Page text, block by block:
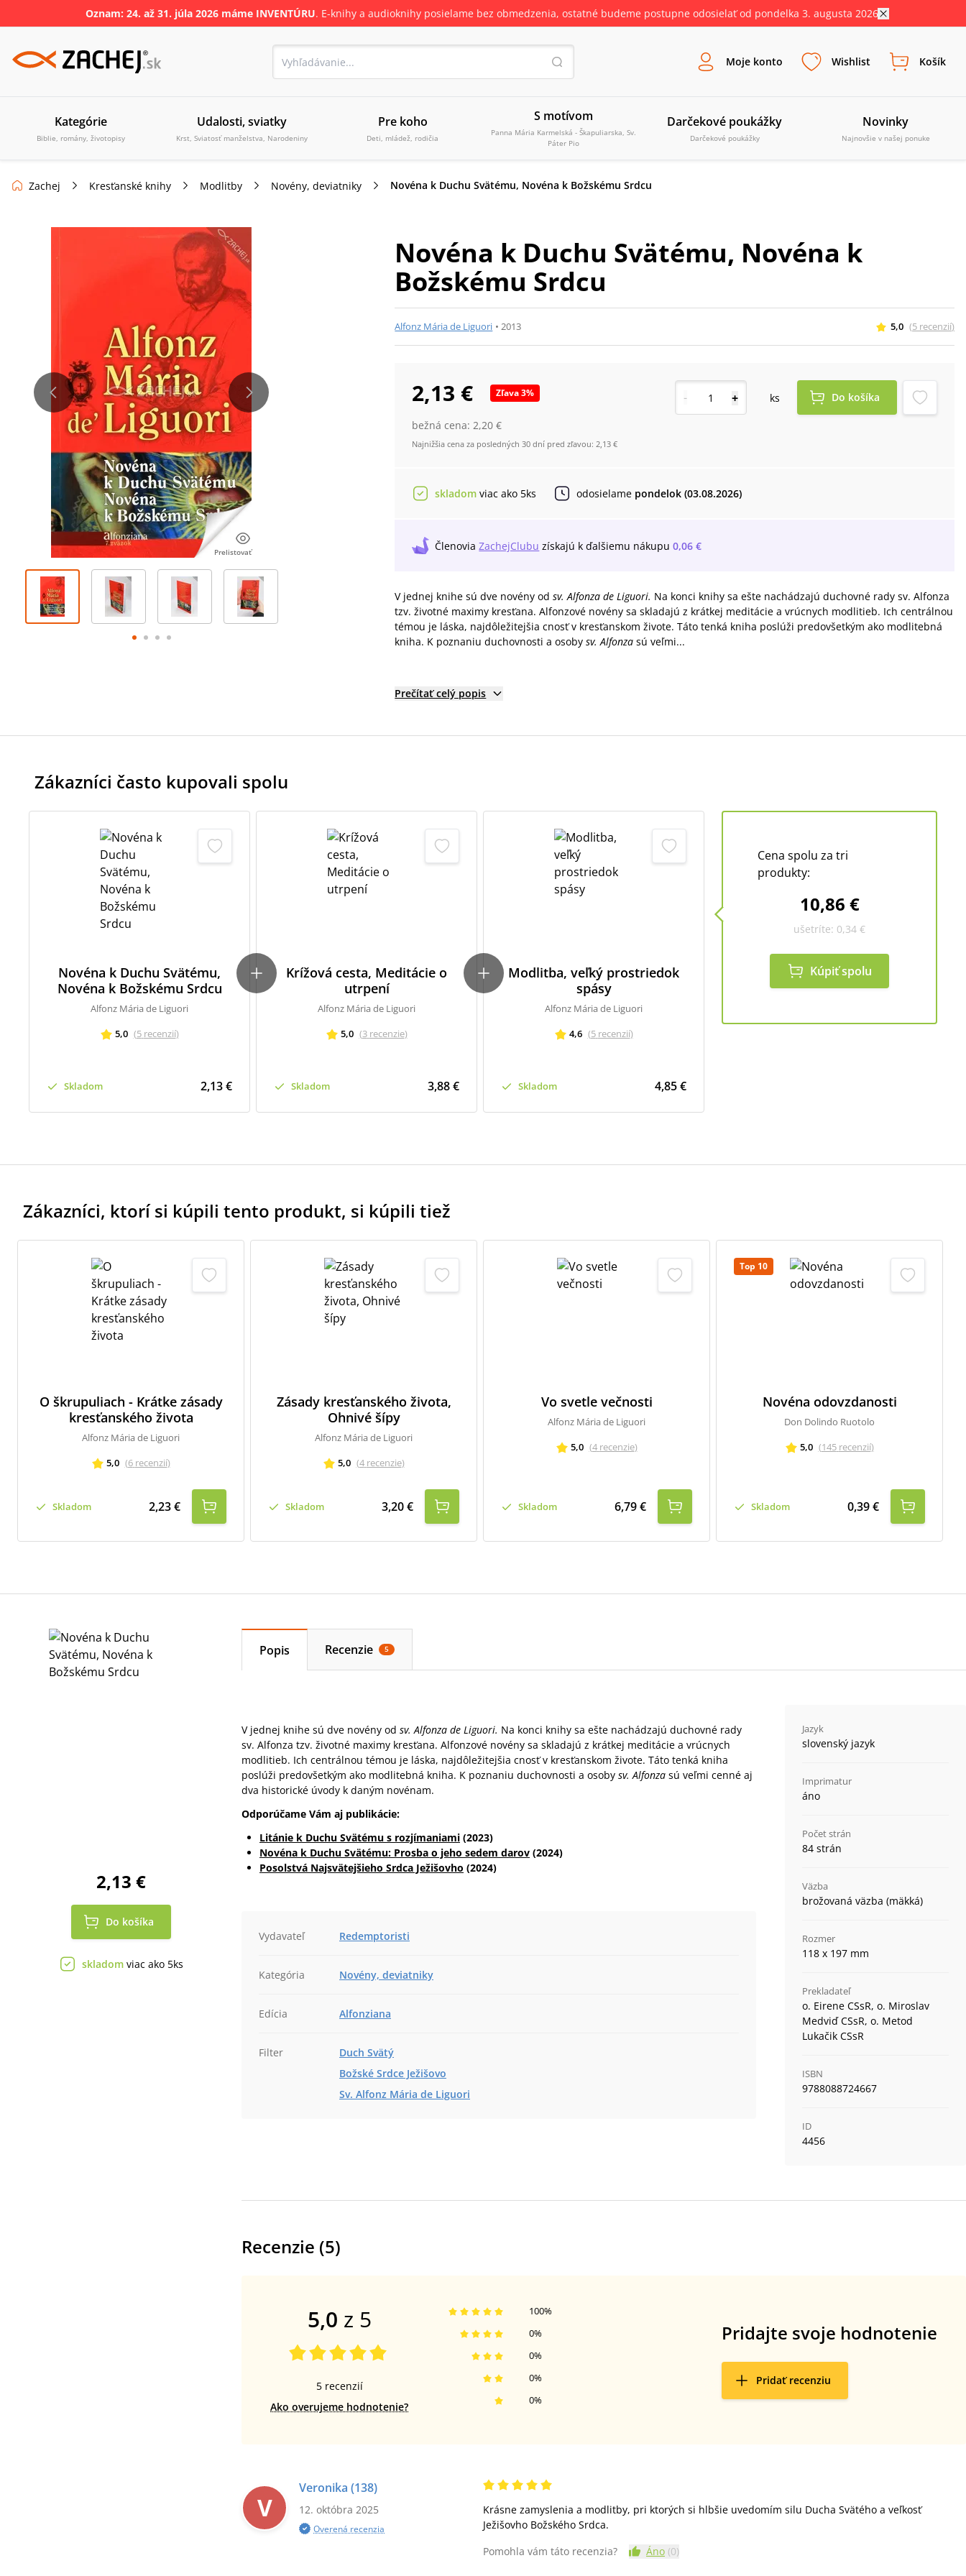
Oznam: 24. až 31. júla 2026 máme INVENTÚRU. E-knihy a audioknihy posielame bez obmedzenia, ostatné budeme postupne odosielať od pondelka 3. augusta 2026.
Moje konto Wishlist Košík
Kategórie
Biblie, romány, životopisy
Udalosti, sviatky
Krst, Sviatosť manželstva, Narodeniny
Pre koho
Deti, mládež, rodičia
S motívom
Panna Mária Karmelská - Škapuliarska, Sv.
Páter Pio
Darčekové poukážky
Darčekové poukážky
Novinky
Najnovšie v našej ponuke
Zachej Kresťanské knihy Modlitby Novény, deviatniky Novéna k Duchu Svätému, Novéna k Božskému Srdcu
Prelistovať
Novéna k Duchu Svätému, Novéna k
Božskému Srdcu
Alfonz Mária de Liguori •2013 5,0 (5 recenzií)
2,13 € Zľava3%
bežná cena:2,20 €
Najnižšia cena za posledných 30 dní pred zľavou: 2,13 €
- + ks Do košíka
skladom viac ako 5ks odosielame pondelok (03.08.2026)
Členovia ZachejClubu získajú k ďalšiemu nákupu 0,06 €
V jednej knihe sú dve novény odsv. Alfonza de Liguori. Na konci knihy sa ešte nachádzajú duchovné rady sv. Alfonza
tzv. životné maximy kresťana. Alfonzové novény sa skladajú z krátkej meditácie a vrúcnych modlitieb. Ich centrálnou
témou je láska, najdôležitejšia cnosť v kresťanskom živote. Táto tenká kniha poslúži predovšetkým ako modlitebná
kniha. K poznaniu duchovnosti a osobysv. Alfonza sú veľmi...
Prečítať celý popis
Zákazníci často kupovali spolu
Novéna k Duchu Svätému,
Novéna k Božskému Srdcu
Alfonz Mária de Liguori
5,0 (5 recenzií)
Skladom 2,13 €
Krížová cesta, Meditácie o
utrpení
Alfonz Mária de Liguori
5,0 (3 recenzie)
Skladom 3,88 €
Modlitba, veľký prostriedok
spásy
Alfonz Mária de Liguori
4,6 (5 recenzií)
Skladom 4,85 €
Cena spolu za tri
produkty:
10,86 €
ušetríte: 0,34 €
Kúpiť spolu
Zákazníci, ktorí si kúpili tento produkt, si kúpili tiež
O škrupuliach - Krátke zásady
kresťanského života
Alfonz Mária de Liguori
5,0 (6 recenzií)
Skladom 2,23 €
Zásady kresťanského života,
Ohnivé šípy
Alfonz Mária de Liguori
5,0 (4 recenzie)
Skladom 3,20 €
Vo svetle večnosti
Alfonz Mária de Liguori
5,0 (4 recenzie)
Skladom 6,79 €
Top 10
Novéna odovzdanosti
Don Dolindo Ruotolo
5,0 (145 recenzií)
Skladom 0,39 €
2,13 €
Do košíka
skladom viac ako 5ks
Popis Recenzie 5
V jednej knihe sú dve novény od sv. Alfonza de Liguori. Na konci knihy sa ešte nachádzajú duchovné rady
sv. Alfonza tzv. životné maximy kresťana. Alfonzové novény sa skladajú z krátkej meditácie a vrúcnych
modlitieb. Ich centrálnou témou je láska, najdôležitejšia cnosť v kresťanskom živote. Táto tenká kniha
poslúži predovšetkým ako modlitebná kniha. K poznaniu duchovnosti a osoby sv. Alfonza sú veľmi cenné aj
dva historické úvody k daným novénam.
Odporúčame Vám aj publikácie:
Litánie k Duchu Svätému s rozjímaniami (2023)
Novéna k Duchu Svätému: Prosba o jeho sedem darov (2024)
Posolstvá Najsvätejšieho Srdca Ježišovho (2024)
Vydavateľ Redemptoristi
Kategória Novény, deviatniky
Edícia Alfonziana
Filter
Duch Svätý
Božské Srdce Ježišovo
Sv. Alfonz Mária de Liguori
Jazyk
slovenský jazyk
Imprimatur
áno
Počet strán
84 strán
Väzba
brožovaná väzba (mäkká)
Rozmer
118 x 197 mm
Prekladateľ
o. Eirene CSsR, o. Miroslav
Medviď CSsR, o. Metod
Lukačik CSsR
ISBN
9788088724667
ID
4456
Recenzie (5)
5,0 z 5
5 recenzií
Ako overujeme hodnotenie?
0%
0%
0%
0%
100%
Pridajte svoje hodnotenie
Pridať recenziu
V
Veronika (138)
12. októbra 2025
Overená recenzia
Krásne zamyslenia a modlitby, pri ktorých si hlbšie uvedomím silu Ducha Svätého a veľkosť
Ježišovho Božského Srdca.
Pomohla vám táto recenzia?
Áno (0)